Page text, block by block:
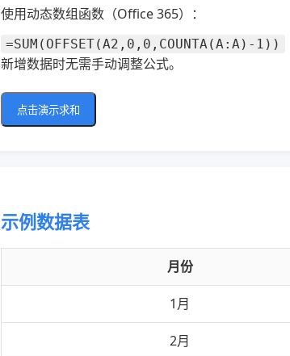
使用动态数组函数（Office 365）：
=SUM(OFFSET(A2,0,0,COUNTA(A:A)-1))
新增数据时无需手动调整公式。
点击演示求和
示例数据表
月份
1月
2月